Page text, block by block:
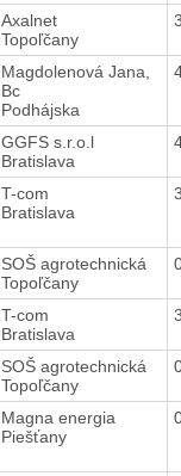
Axalnet
Topoľčany
Magdolenová Jana,
Bc
Podhájska
GGFS s.r.o.l
Bratislava
T-com
Bratislava
SOŠ agrotechnická
Topoľčany
T-com
Bratislava
SOŠ agrotechnická
Topoľčany
Magna energia
Piešťany